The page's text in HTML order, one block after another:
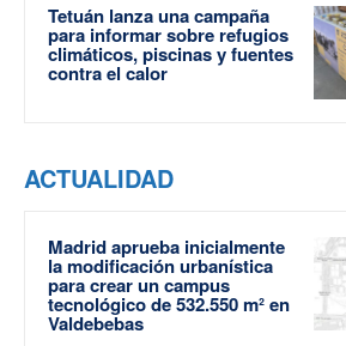
Tetuán lanza una campaña
para informar sobre refugios
climáticos, piscinas y fuentes
contra el calor
ACTUALIDAD
Madrid aprueba inicialmente
la modificación urbanística
para crear un campus
tecnológico de 532.550 m² en
Valdebebas